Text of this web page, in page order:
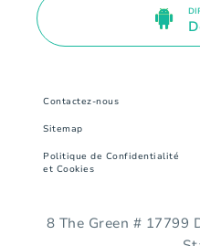
Contactez-nous
Sitemap
Politique de Confidentialité
et Cookies
8 The Green # 17799